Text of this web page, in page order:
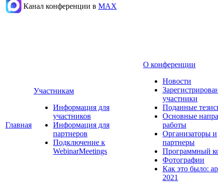
Канал конференции в МАХ
Главная
Участникам
Информация для
участников
Информация для
партнеров
Подключение к
WebinarMeetings
О конференции
Новости
участники
Поданные
Основные
работы
Организаторы и
партнеры
Программный
Фотографии
Как это было:
2021